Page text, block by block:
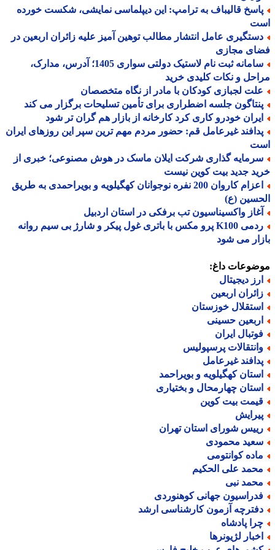
قالیباف به ترامپ: این دیپلماسی نمایشی، شکست خورده
عامل انتشار مطالب توهین آمیز علیه زائران اربعین در
مجازی
سامانه ثبت نام لاستیک دولتی سواری 1405؛ آدرس، مدارک،
و نکات کلیدی خرید
لجبازی کودکان با مادر از نگاه متخصصان
جلسه اضطراری برای تأمین تسلیحات برگزار می کند
خودرو کاری کرد کارخانه از بازار هم گران تر شود
غیرعامل قم: حضور مردم مهم ترین سپر این روزهای ایران
گذاری شرکت ایلان ماسک در هوش مصنوعی؛ خبری از
جدید بیت کوین نیست
اعزام کاروان 200 نفره نوجوانان کهگیلویه و بویراحمدی به طریق
(ع)
واکسیناسیون تب برفکی در استان اردبیل
ردمی K100 پرو مکس با باتری غول پیکر و شارژ بی سیم روانه
می شود
داغ:
دیجیتال
اربعین
خوزستان
حسینی
ایران
پرسپولیس
غیرعامل
کهگیلویه و بویراحمد
چهارمحال و بختیاری
بیت کوین
شورای استان تهران
محمودی
کوانتومی
علی الحکیم
نبی
جهانی کوهنوردی
آزمون کارشناسی ارشد
پادشاه
لژیونرها